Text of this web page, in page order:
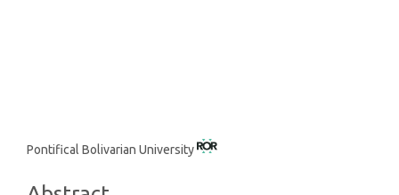
Main
Pontifical Bolivarian University